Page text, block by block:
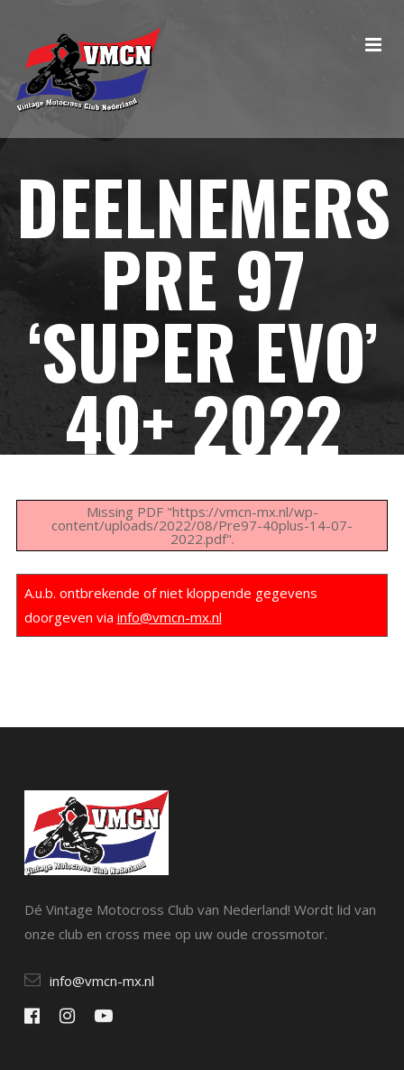
DEELNEMERS
PRE 97
‘SUPER EVO’
40+ 2022
Missing PDF "https://vmcn-mx.nl/wp-
content/uploads/2022/08/Pre97-40plus-14-07-
2022.pdf".
A.u.b. ontbrekende of niet kloppende gegevens
doorgeven via info@vmcn-mx.nl
Dé Vintage Motocross Club van Nederland! Wordt lid van
onze club en cross mee op uw oude crossmotor.
info@vmcn-mx.nl